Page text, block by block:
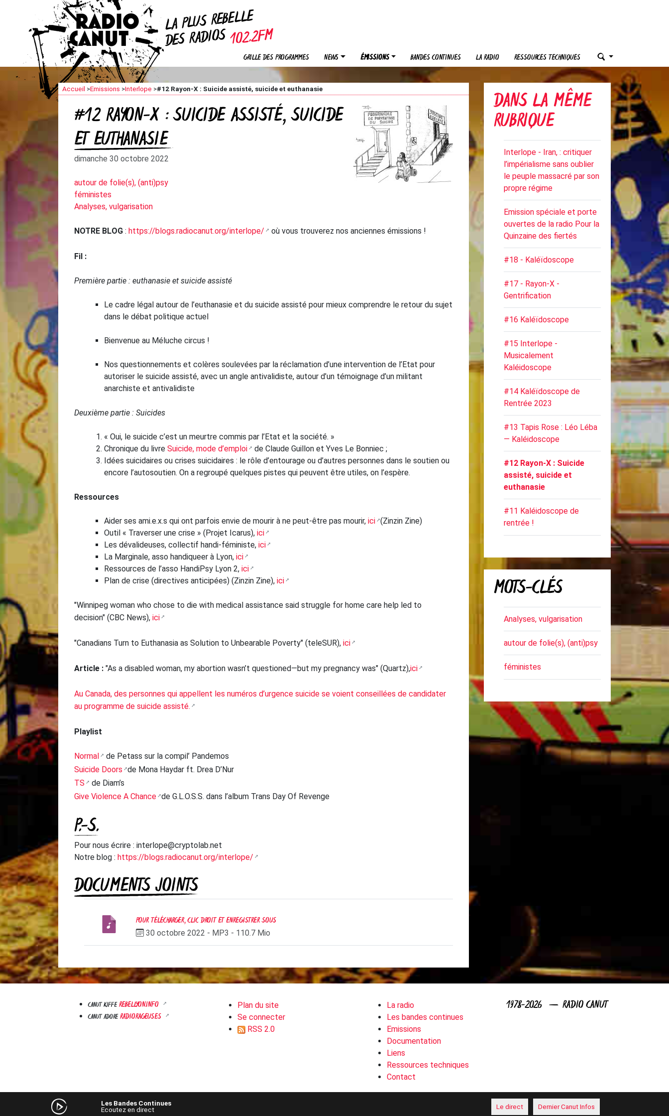
LA PLUSREBELLE
DES RADIOS
GRILLE DES PROGRAMMES NEWS ÉMISSIONS BANDES CONTINUES LA RADIO RESSOURCES TECHNIQUES
Accueil >Emissions >Interlope >#12 Rayon-X : Suicide assisté, suicide et euthanasie
#12 RAYON-X : SUICIDE ASSISTÉ, SUICIDE
ET EUTHANASIE
dimanche 30 octobre 2022
autour de folie(s), (anti)psy
féministes
Analyses, vulgarisation
NOTRE BLOG : https://blogs.radiocanut.org/interlope/ où vous trouverez nos anciennes émissions !
Fil :
Première partie : euthanasie et suicide assisté
Le cadre légal autour de l’euthanasie et du suicide assisté pour mieux comprendre le retour du sujet
dans le débat politique actuel
Bienvenue au Méluche circus !
Nos questionnements et colères soulevées par la réclamation d’une intervention de l’Etat pour
autoriser le suicide assisté, avec un angle antivalidiste, autour d’un témoignage d’un militant
anarchiste et antivalidiste
Deuxième partie : Suicides
« Oui, le suicide c’est un meurtre commis par l’Etat et la société. »
Chronique du livre Suicide, mode d’emploi
de Claude Guillon et Yves Le Bonniec ;
Idées suicidaires ou crises suicidaires : le rôle d’entourage ou d’autres personnes dans le soutien ou
encore l’autosoutien. On a regroupé quelques pistes qui peuvent être utiles, on l’espère.
Ressources
Aider ses ami.e.x.s qui ont parfois envie de mourir à ne peut-être pas mourir, ici (Zinzin Zine)
Outil « Traverser une crise » (Projet Icarus), ici
Les dévalideuses, collectif handi-féministe, ici
La Marginale, asso handiqueer à Lyon, ici
Ressources de l’asso HandiPsy Lyon 2, ici
Plan de crise (directives anticipées) (Zinzin Zine), ici
"Winnipeg woman who chose to die with medical assistance said struggle for home care help led to
decision" (CBC News), ici
"Canadians Turn to Euthanasia as Solution to Unbearable Poverty" (teleSUR), ici
Article : "As a disabled woman, my abortion wasn’t questioned—but my pregnancy was" (Quartz),ici
Au Canada, des personnes qui appellent les numéros d’urgence suicide se voient conseillées de candidater
au programme de suicide assisté.
Playlist
Normal
de Petass sur la compil’ Pandemos
Suicide Doors de Mona Haydar ft. Drea D’Nur
TS
de Diam’s
Give Violence A Chance de G.L.O.S.S. dans l’album Trans Day Of Revenge
P.-S.
Pour nous écrire : interlope@cryptolab.net
Notre blog : https://blogs.radiocanut.org/interlope/
DOCUMENTS JOINTS
POUR TÉLÉCHARGER, CLIC DROIT ET ENREGISTRER SOUS
30 octobre 2022 - MP3 - 110.7 Mio
DANS LA MÊME
RUBRIQUE
Interlope - Iran, : critiquer
l’impérialisme sans oublier
le peuple massacré par son
propre régime
Emission spéciale et porte
ouvertes de la radio Pour la
Quinzaine des fiertés
#18 - Kaléïdoscope
#17 - Rayon-X -
Gentrification
#16 Kaléïdoscope
#15 Interlope -
Musicalement
Kaléidoscope
#14 Kaléïdoscope de
Rentrée 2023
#13 Tapis Rose : Léo Léba
— Kaléidoscope
#12 Rayon-X : Suicide
assisté, suicide et
euthanasie
#11 Kaléidoscope de
rentrée !
MOTS-CLÉS
Analyses, vulgarisation
autour de folie(s), (anti)psy
féministes
CANUT KIFFEREBELLYON.INFO
CANUT ADORERADIORAGEUSES
Plan du site
Se connecter
RSS 2.0
La radio
Les bandes continues
Emissions
Documentation
Liens
Ressources techniques
Contact
1978-2026 — RADIO CANUT
Les Bandes Continues
Ecoutez en direct
Le direct Dernier Canut Infos